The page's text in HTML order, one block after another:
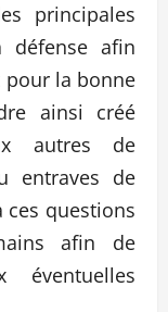
principales
défense afin
pour la bonne
ainsi créé
autres de
entraves de
ces questions
afin de